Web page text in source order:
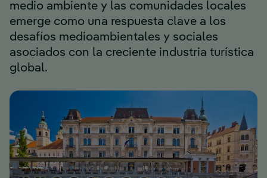
medio ambiente y las comunidades locales
emerge como una respuesta clave a los
desafíos medioambientales y sociales
asociados con la creciente industria turística
global.